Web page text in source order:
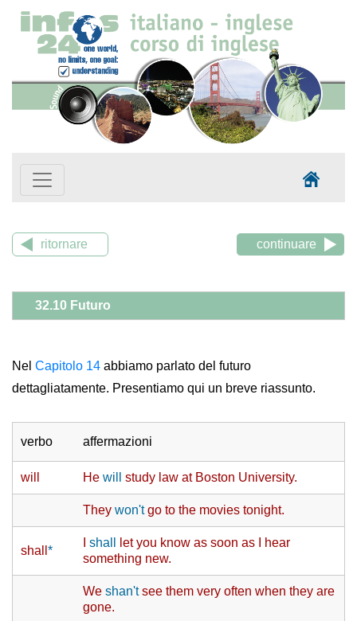
ritornare continuare
32.10 Futuro
Nel Capitolo 14 abbiamo parlato del futuro
dettagliatamente. Presentiamo qui un breve riassunto.
verbo affermazioni
will He will study law at Boston University.
They won'tgo to the movies tonight.
shall *
shall
let you know as soon as I hear
something new.
We shan'tsee them very often when they are
gone.